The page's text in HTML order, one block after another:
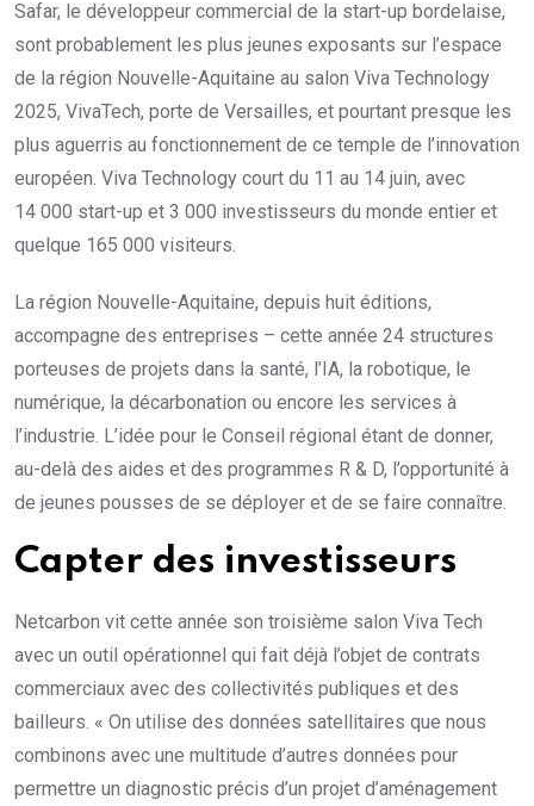
Safar, le développeur commercial de la start-up bordelaise,
sont probablement les plus jeunes exposants sur l’espace
de la région Nouvelle-Aquitaine au salon Viva Technology
2025, VivaTech, porte de Versailles, et pourtant presque les
plus aguerris au fonctionnement de ce temple de l’innovation
européen. Viva Technology court du 11 au 14 juin, avec
14 000 start-up et 3 000 investisseurs du monde entier et
quelque 165 000 visiteurs.
La région Nouvelle-Aquitaine, depuis huit éditions,
accompagne des entreprises – cette année 24 structures
porteuses de projets dans la santé, l’IA, la robotique, le
numérique, la décarbonation ou encore les services à
l’industrie. L’idée pour le Conseil régional étant de donner,
au-delà des aides et des programmes R & D, l’opportunité à
de jeunes pousses de se déployer et de se faire connaître.
Capter des investisseurs
Netcarbon vit cette année son troisième salon Viva Tech
avec un outil opérationnel qui fait déjà l’objet de contrats
commerciaux avec des collectivités publiques et des
bailleurs. « On utilise des données satellitaires que nous
combinons avec une multitude d’autres données pour
permettre un diagnostic précis d’un projet d’aménagement